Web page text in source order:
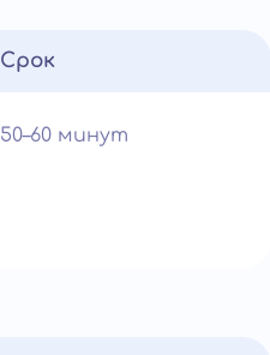
Срок
50–60 минут